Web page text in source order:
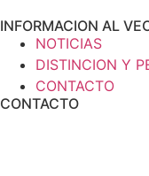
INFORMACION AL
NOTICIAS
DISTINCION Y
CONTACTO
CONTACTO